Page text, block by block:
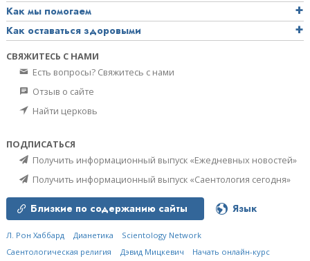
Как мы помогаем
Как оставаться здоровыми
СВЯЖИТЕСЬ С НАМИ
Есть вопросы? Свяжитесь с нами
Отзыв о сайте
Найти церковь
ПОДПИСАТЬСЯ
Получить информационный выпуск «Ежедневных новостей»
Получить информационный выпуск «Саентология сегодня»
Близкие по содержанию сайты Язык
Л. Рон Хаббард Дианетика
Scientology Network
Саентологическая религия
Дэвид Мицкевич Начать онлайн-курс